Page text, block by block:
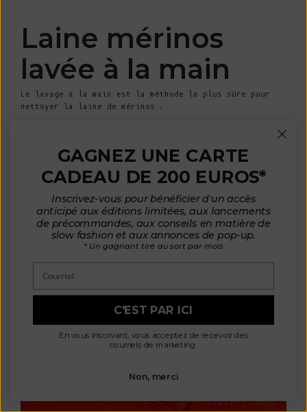
Laine mérinos
lavée à la main
Le lavage à la main est la méthode la plus sûre pour
nettoyer la laine de mérinos .
quantité de
lessive pour laine , puis faites tremper
délicatement le pull.
Faites passer l'eau à travers les fibres sans étirer le tissu,
puis rincez abondamment.
Évitez de l'essorer ou de pull tordre ; pull plutôt pull une
serviette pour éliminer l'excès d'eau, puis posez-le à plat
sur une serviette sèche pour le laisser sécher à l'air libre.
qualité pull.
GAGNEZ UNE CARTE
CADEAU DE 200 EUROS*
Inscrivez-vous pour bénéficier d'un accès
anticipé aux éditions limitées, aux lancements
de précommandes, aux conseils en matière de
slow fashion et aux annonces de pop-up.
* Un gagnant tiré au sort par mois
C'EST PAR ICI
En vous inscrivant, vous acceptez de recevoir des
courriels de marketing.
Non, merci